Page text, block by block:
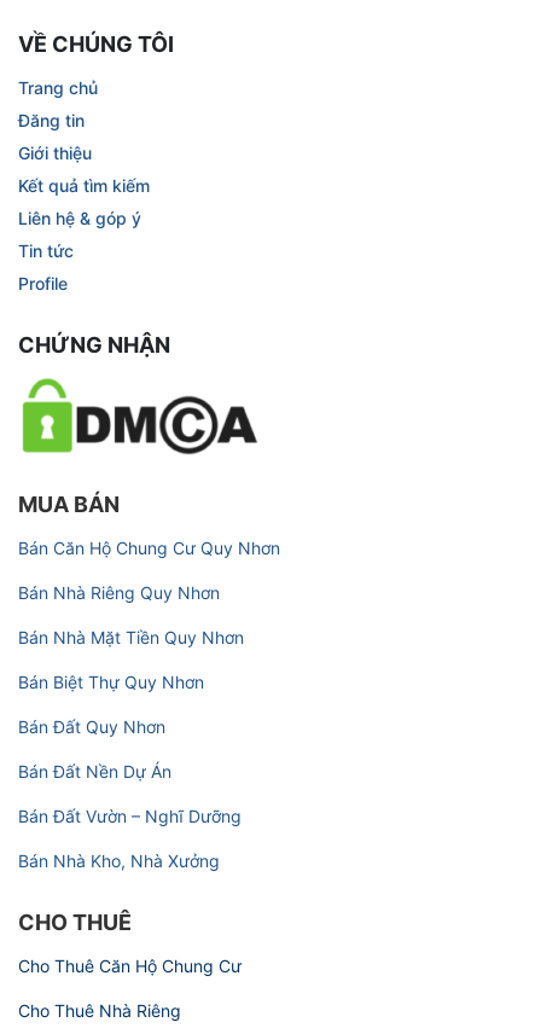
VỀ CHÚNG TÔI
Trang chủ
Đăng tin
Giới thiệu
Kết quả tìm kiếm
Liên hệ & góp ý
Tin tức
Profile
CHỨNG NHẬN
MUA BÁN
Bán Căn Hộ Chung Cư Quy Nhơn
Bán Nhà Riêng Quy Nhơn
Bán Nhà Mặt Tiền Quy Nhơn
Bán Biệt Thự Quy Nhơn
Bán Đất Quy Nhơn
Bán Đất Nền Dự Án
Bán Đất Vườn – Nghĩ Dưỡng
Bán Nhà Kho, Nhà Xưởng
CHO THUÊ
Cho Thuê Căn Hộ Chung Cư
Cho Thuê Nhà Riêng